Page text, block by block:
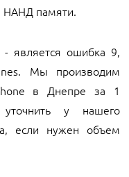
НАНД памяти.
- является ошибка 9,
Мы производим
в Днепре за 1
у нашего
если нужен объем